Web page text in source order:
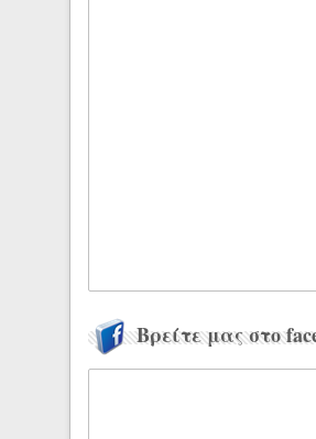
Βρείτε μας στο